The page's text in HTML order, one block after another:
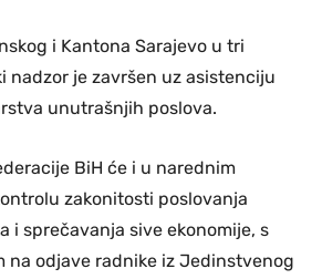
i Kantona Sarajevo u tri
nadzor je završen uz asistenciju
unutrašnjih poslova.
BiH će i u narednim
zakonitosti poslovanja
i sprečavanja sive ekonomije, s
na odjave radnike iz Jedinstvenog